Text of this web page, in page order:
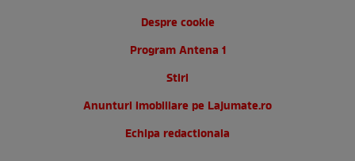
Despre cookie
Program Antena 1
Stiri
Anunturi imobiliare pe Lajumate.ro
Echipa redactionala